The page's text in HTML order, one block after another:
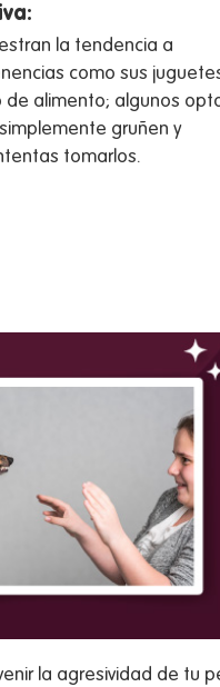
la tendencia a
como sus
de alimento; algunos
gruñen y
tomarlos.
la agresividad de tu